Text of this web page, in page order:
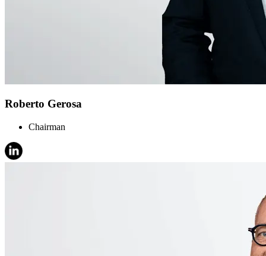
Roberto Gerosa
Chairman